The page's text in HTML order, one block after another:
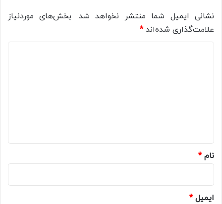
نشانی ایمیل شما منتشر نخواهد شد. بخش‌های موردنیاز
علامت‌گذاری شده‌اند*
نام*
ایمیل*